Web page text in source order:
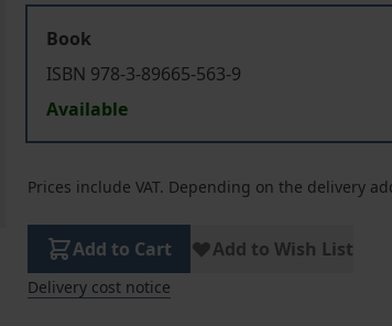
Book
ISBN 978-3-89665-563-9
Available
Prices include VAT. Depending on the delivery
Add to Cart Add to Wish List
Delivery cost notice